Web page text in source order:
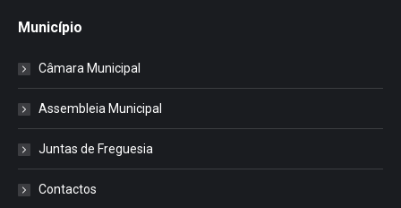
Município
Câmara Municipal
Assembleia Municipal
Juntas de Freguesia
Contactos